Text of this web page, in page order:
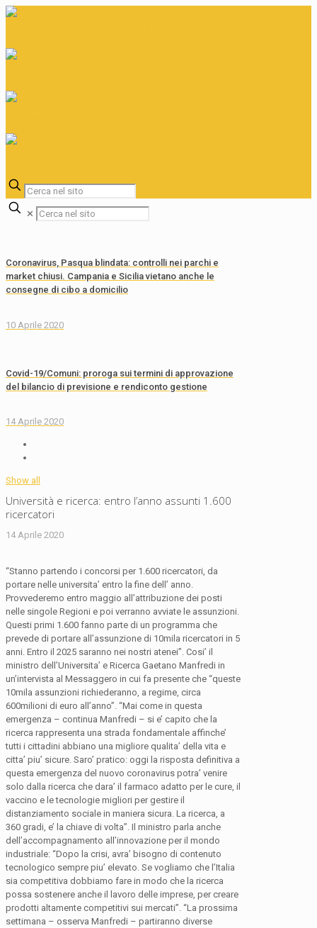
✕
Coronavirus, Pasqua blindata: controlli nei parchi e
market chiusi. Campania e Sicilia vietano anche le
consegne di cibo a domicilio
10 Aprile 2020
Covid-19/Comuni: proroga sui termini di approvazione
del bilancio di previsione e rendiconto gestione
14 Aprile 2020
Show all
Università e ricerca: entro l’anno assunti 1.600
ricercatori
14 Aprile 2020
“Stanno partendo i concorsi per 1.600 ricercatori, da
portare nelle universita’ entro la fine dell’ anno.
Provvederemo entro maggio all’attribuzione dei posti
nelle singole Regioni e poi verranno avviate le assunzioni.
Questi primi 1.600 fanno parte di un programma che
prevede di portare all’assunzione di 10mila ricercatori in 5
anni. Entro il 2025 saranno nei nostri atenei”. Cosi’ il
ministro dell’Universita’ e Ricerca Gaetano Manfredi in
un’intervista al Messaggero in cui fa presente che “queste
10mila assunzioni richiederanno, a regime, circa
600milioni di euro all’anno”. “Mai come in questa
emergenza – continua Manfredi – si e’ capito che la
ricerca rappresenta una strada fondamentale affinche’
tutti i cittadini abbiano una migliore qualita’ della vita e
citta’ piu’ sicure. Saro’ pratico: oggi la risposta definitiva a
questa emergenza del nuovo coronavirus potra’ venire
solo dalla ricerca che dara’ il farmaco adatto per le cure, il
vaccino e le tecnologie migliori per gestire il
distanziamento sociale in maniera sicura. La ricerca, a
360 gradi, e’ la chiave di volta”. Il ministro parla anche
dell’accompagnamento all’innovazione per il mondo
industriale: “Dopo la crisi, avra’ bisogno di contenuto
tecnologico sempre piu’ elevato. Se vogliamo che l’Italia
sia competitiva dobbiamo fare in modo che la ricerca
possa sostenere anche il lavoro delle imprese, per creare
prodotti altamente competitivi sui mercati”. “La prossima
settimana – osserva Manfredi – partiranno diverse